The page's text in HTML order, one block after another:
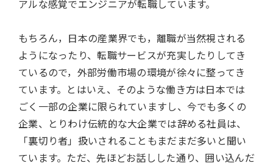
アルな感覚でエンジニアが転職しています。
もちろん，日本の産業界でも，離職が当然視される
ようになったり、転職サービスが充実したりしてき
ているので，外部労働市場の環境が徐々に整ってき
ています。とはいえ、そのような働き方は日本では
ごく一部の企業に限られていますし、今でも多くの
企業、とりわけ伝統的な大企業では辞める社員は、
「裏切り者」扱いされることもまだまだ多いと聞い
ています。ただ、先ほどお話しした通り、囲い込んだ